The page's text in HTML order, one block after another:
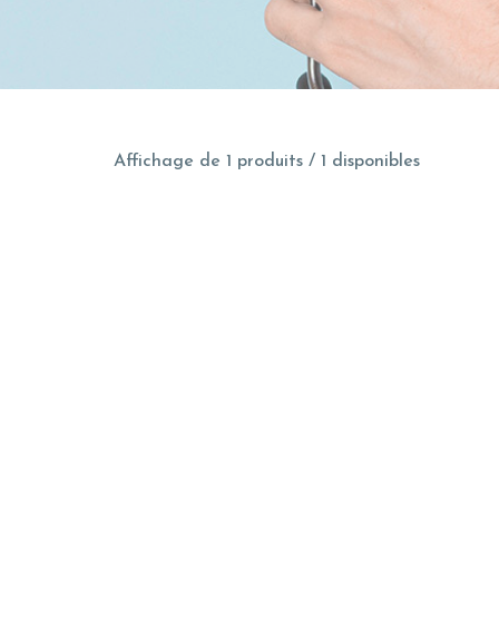
Affichage de 1 produits / 1 disponibles